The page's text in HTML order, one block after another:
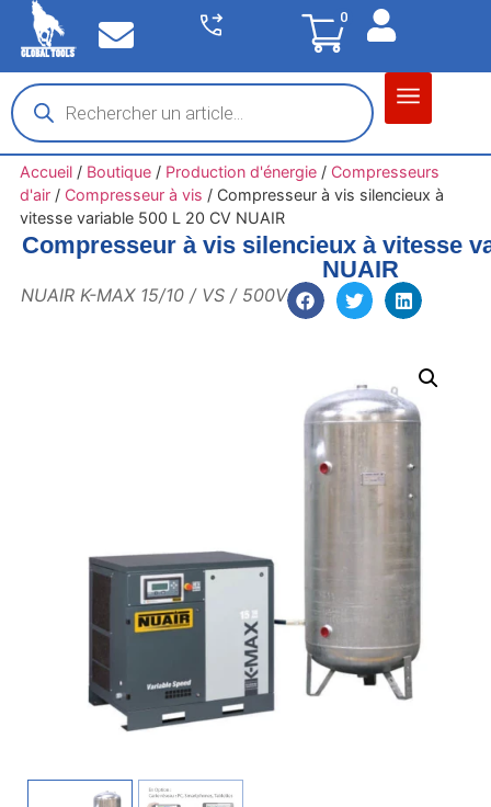
0
Accueil/ Boutique/ Production d'énergie/ Compresseurs
d'air/ Compresseur à vis / Compresseur à vis silencieux à
vitesse variable 500 L 20 CV NUAIR
Compresseur à vis silencieux à vitesse
NUAIR
NUAIR K-MAX 15/10 / VS / 500V